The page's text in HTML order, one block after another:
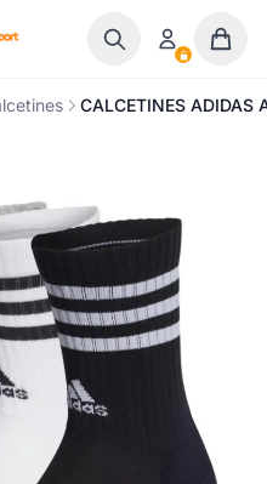
CALCETINES ADIDAS